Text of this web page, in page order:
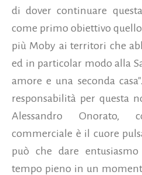
di dover continuare
come primo obiettivo
più Moby ai territori che
ed in particolar modo alla
amore e una seconda
responsabilità per questa
Alessandro Onorato,
commerciale è il cuore
può che dare
tempo pieno in un